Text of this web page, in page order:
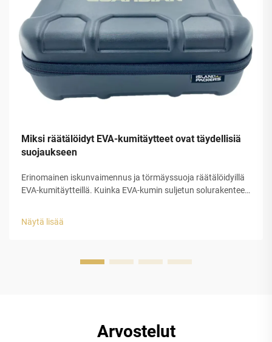
Miksi räätälöidyt EVA-kumitäytteet ovat täydellisiä
suojaukseen
Erinomainen iskunvaimennus ja törmäyssuoja räätälöidyillä
EVA-kumitäytteillä. Kuinka EVA-kumin suljetun solurakenteen
juuri rakenteensa ansiosta. Tässä...
Näytä lisää
Arvostelut